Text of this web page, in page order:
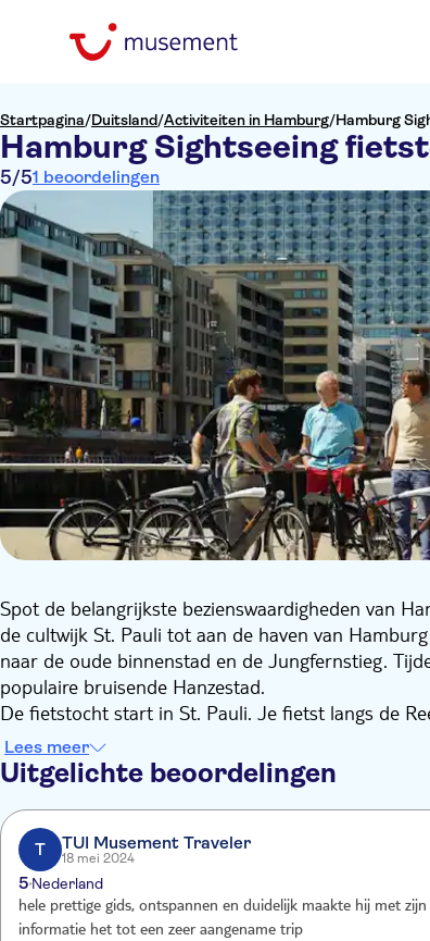
Startpagina/Duitsland/Activiteiten in Hamburg/Hamburg
Hamburg Sightseeing
5/51 beoordelingen
Spot de belangrijkste bezienswaardigheden van
de cultwijk St. Pauli tot aan de haven van
naar de oude binnenstad en de Jungfernstieg.
populaire bruisende Hanzestad.
De fietstocht start in St. Pauli. Je fietst langs de
heb je een mooi uitzicht over de haven en de
met de 18e-eeuwse Sint-Michielskerk, het oude
De route leidt ook door de gezellige
Hamburg.
Bij elke attractie en bezienswaardigheid is er
achtergrondinformatie te krijgen. Je lokale gids
andere leuke plekken aanwijzen. Zo heb je
Hamburg.
Lees meer
Uitgelichte beoordelingen
T TUI Musement Traveler
18 mei 2024
5 Nederland
hele prettige gids, ontspannen en duidelijk maakte hij met zijn
informatie het tot een zeer aangename trip